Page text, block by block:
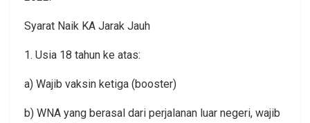
Syarat Naik KA Jarak Jauh
1. Usia 18 tahun ke atas:
a) Wajib vaksin ketiga (booster)
b) WNA yang berasal dari perjalanan luar negeri, wajib